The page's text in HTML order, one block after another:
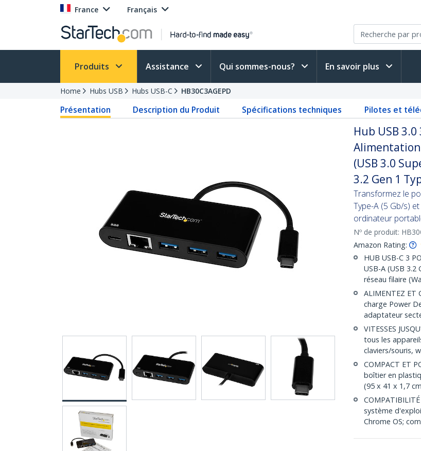
France Français
Produits Assistance Qui sommes-nous? En savoir plus
Home Hubs USB Hubs USB-C HB30C3AGEPD
Présentation Description du Produit Spécifications techniques Pilotes et
Hub USB
Alimentation
(USB 3.0
3.2 Gen 1
Transformez le
Type-A (5 Gb/s)
ordinateur
Nº de produit:
Amazon Rating:
HUB USB-C 3
USB-A (USB
réseau filaire
ALIMENTEZ ET
charge Power
adaptateur
VITESSES
tous les
claviers/souris,
COMPACT ET
boîtier en
(95 x 41 x 1,7
système
Chrome OS;